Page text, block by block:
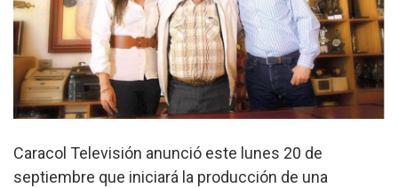
Caracol Televisión anunció este lunes 20 de
septiembre que iniciará la producción de una